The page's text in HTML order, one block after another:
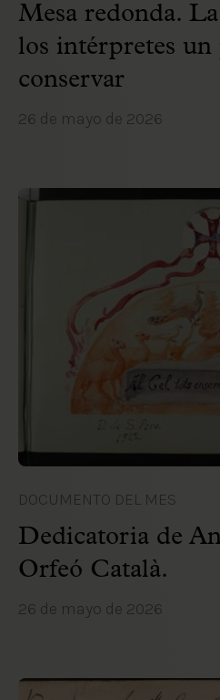
Mesa redonda.
los intérpretes
conservar
26 de mayo de 2026
DOCUMENTO DEL MES
Dedicatoria de
Orfeó Català.
26 de mayo de 2026